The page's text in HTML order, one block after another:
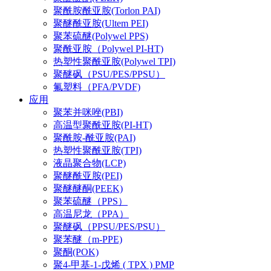
聚酰胺酰亚胺(Torlon PAI)
聚醚酰亚胺(Ultem PEI)
聚苯硫醚(Polywel PPS)
聚酰亚胺（Polywel PI-HT)
热塑性聚酰亚胺(Polywel TPI)
聚醚砜（PSU/PES/PPSU）
氟塑料（PFA/PVDF)
应用
聚苯并咪唑(PBI)
高温型聚酰亚胺(PI-HT)
聚酰胺-酰亚胺(PAI)
热塑性聚酰亚胺(TPI)
液晶聚合物(LCP)
聚醚酰亚胺(PEI)
聚醚醚酮(PEEK)
聚苯硫醚（PPS）
高温尼龙（PPA）
聚醚砜（PPSU/PES/PSU）
聚苯醚（m-PPE)
聚酮(POK)
聚4-甲基-1-戊烯 ( TPX ) PMP